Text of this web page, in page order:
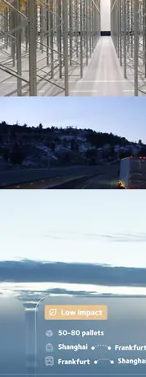
is ons
kunnen zijn, zodat